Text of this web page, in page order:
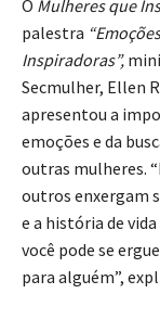
O Mulheres que
palestra
Inspiradoras”,
Secmulher, Ellen
apresentou a
emoções e da
outras mulheres.
outros enxergam
e a história de
você pode se
para alguém”,